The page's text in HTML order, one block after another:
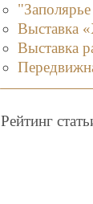
Выставка
Выставка
Рейтинг